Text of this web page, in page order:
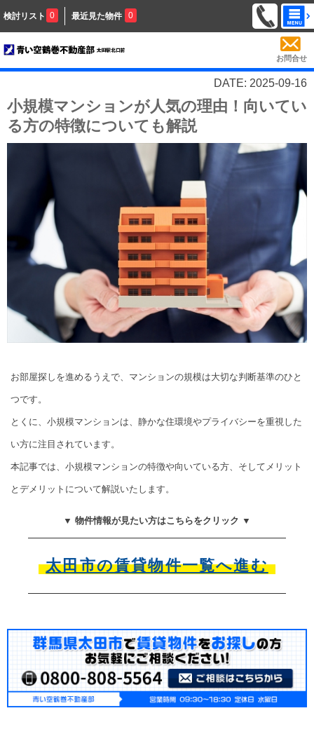
検討リスト 0 最近見た物件 0
お問合せ
DATE: 2025-09-16
小規模マンションが人気の理由！向いてい
る方の特徴についても解説
お部屋探しを進めるうえで、マンションの規模は大切な判断基準のひと
つです。
とくに、小規模マンションは、静かな住環境やプライバシーを重視した
い方に注目されています。
本記事では、小規模マンションの特徴や向いている方、そしてメリット
とデメリットについて解説いたします。
▼ 物件情報が見たい方はこちらをクリック ▼
太田市の賃貸物件一覧へ進む